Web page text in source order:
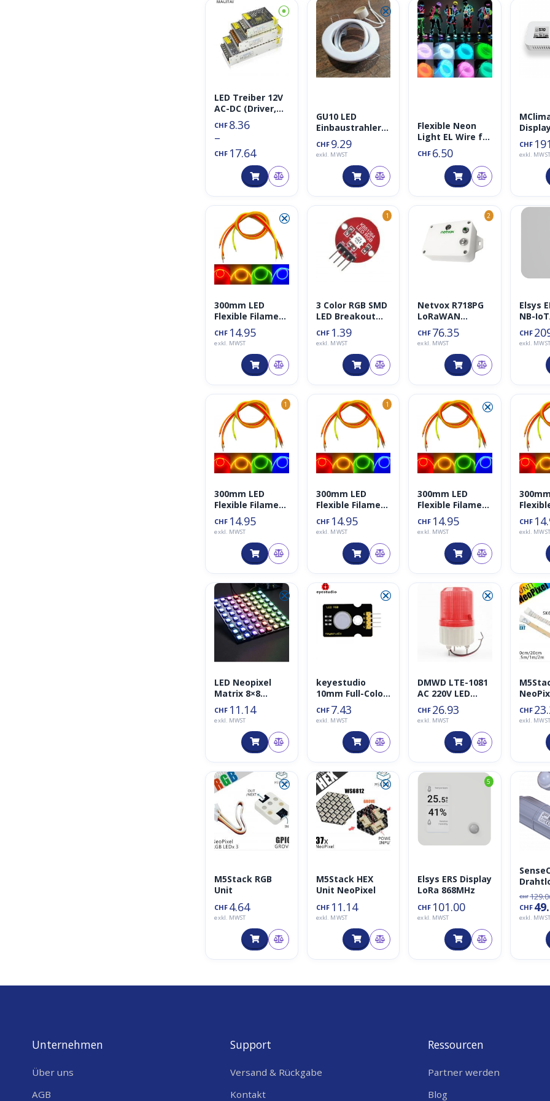
⦿
LED Treiber 12V
AC-DC (Driver,
1A/2A/5A,
15W/24W/60W,
Converter)
CHF 8.36
–
CHF 17.64
⮿
GU10 LED
Einbaustrahler
Halogen
Einbauleuchten
Metall
Einbaurahmen
schwenkbar,
Einbaustrahler,
Einbauspots
CHF 9.29
exkl. MWST
◑
Flexible Neon
Light EL Wire für
Wearable
CHF 6.50
CHF
exkl. MWST
⮿
300mm LED
Flexible Filament
(rot)
CHF 14.95
exkl. MWST
1
3 Color RGB SMD
LED Breakout
Modul
CHF 1.39
exkl. MWST
2
Netvox R718PG
LoRaWAN
Lichtsensor
(Umgebungslich
t)
CHF 76.35
exkl. MWST
Elsys
NB-
CHF
exkl. MWST
1
300mm LED
Flexible Filament
(grün)
CHF 14.95
exkl. MWST
1
300mm LED
Flexible Filament
(pink)
CHF 14.95
exkl. MWST
⮿
300mm LED
Flexible Filament
(2200K)
CHF 14.95
exkl. MWST
(blau)
CHF
exkl. MWST
⮿
LED Neopixel
Matrix 8×8
WS2812
CHF 11.14
exkl. MWST
⮿
keyestudio
10mm Full-Color
RGB LED Modul
CHF 7.43
exkl. MWST
⮿
DMWD LTE-1081
AC 220V LED
industrielle
sicherheit
Drehlampe
Röhrenblitz
Signal Warnlicht
Drehlicht
CHF 26.93
exkl. MWST
Unit
CHF
exkl. MWST
⮿
M5Stack RGB
Unit
CHF 4.64
exkl. MWST
⮿
M5Stack HEX
Unit NeoPixel
CHF 11.14
exkl. MWST
5
Elsys ERS Display
LoRa 868MHz
CHF 101.00
exkl. MWST
CHF
Preis
war:
CHF
Preis
ist:
exkl. MWST
Unternehmen
Über uns
AGB
Support
Versand & Rückgabe
Kontakt
Ressourcen
Partner werden
Blog